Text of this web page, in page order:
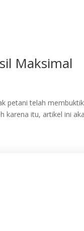
Maksimal
petani telah
karena itu, artikel ini